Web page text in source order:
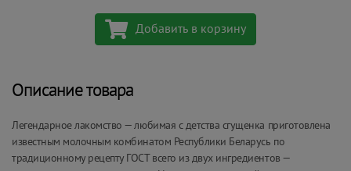
Добавить в корзину
Описание товара
Легендарное лакомство — любимая с детства сгущенка приготовлена
известным молочным комбинатом Республики Беларусь по
традиционному рецепту ГОСТ всего из двух ингредиентов —